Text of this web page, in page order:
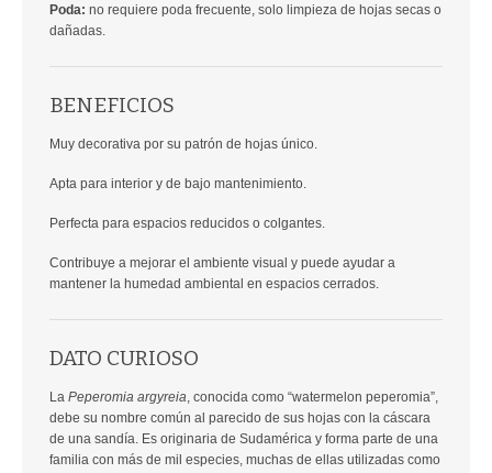
Poda: no requiere poda frecuente, solo limpieza de hojas secas o
dañadas.
BENEFICIOS
Muy decorativa por su patrón de hojas único.
Apta para interior y de bajo mantenimiento.
Perfecta para espacios reducidos o colgantes.
Contribuye a mejorar el ambiente visual y puede ayudar a
mantener la humedad ambiental en espacios cerrados.
DATO CURIOSO
La Peperomia argyreia, conocida como “watermelon peperomia”,
debe su nombre común al parecido de sus hojas con la cáscara
de una sandía. Es originaria de Sudamérica y forma parte de una
familia con más de mil especies, muchas de ellas utilizadas como